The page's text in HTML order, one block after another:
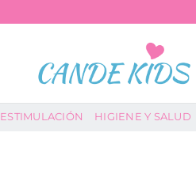
ESTIMULACIÓN HIGIENE Y SALUD